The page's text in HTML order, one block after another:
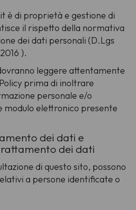
è di proprietà e gestione di
il rispetto della normativa
dei dati personali (D.Lgs
).
leggere attentamente
prima di inoltrare
personale e/o
modulo elettronico presente
dei dati e
dei dati
di questo sito, possono
a persone identificate o